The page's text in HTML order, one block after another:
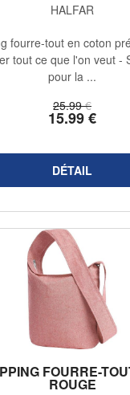
HALFAR
25.99 €
15.99€
fourre-tout en coton
tout ce que l'on veut -
pour la ...
FOURRE-
ROUGE